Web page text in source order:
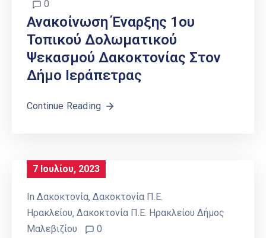
0
Ανακοίνωση Έναρξης 1ου
Τοπικού Δολωματικού
Ψεκασμού Δακοκτονίας Στον
Δήμο Ιεράπετρας
Continue Reading
7 Ιουλίου, 2023
In Δακοκτονία‚ Δακοκτονία Π.Ε.
Ηρακλείου‚ Δακοκτονία Π.Ε. Ηρακλείου Δήμος
Μαλεβιζίου
0